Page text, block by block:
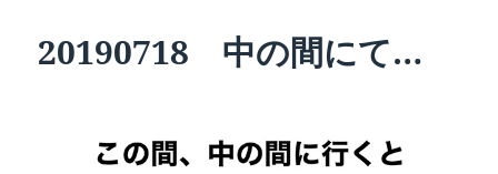
20190718 中の間にて…